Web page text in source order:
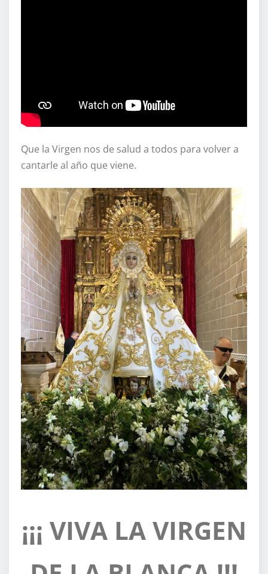
Que la Virgen nos de salud a todos para volver a
cantarle al año que viene.
¡¡¡ VIVA LA VIRGEN